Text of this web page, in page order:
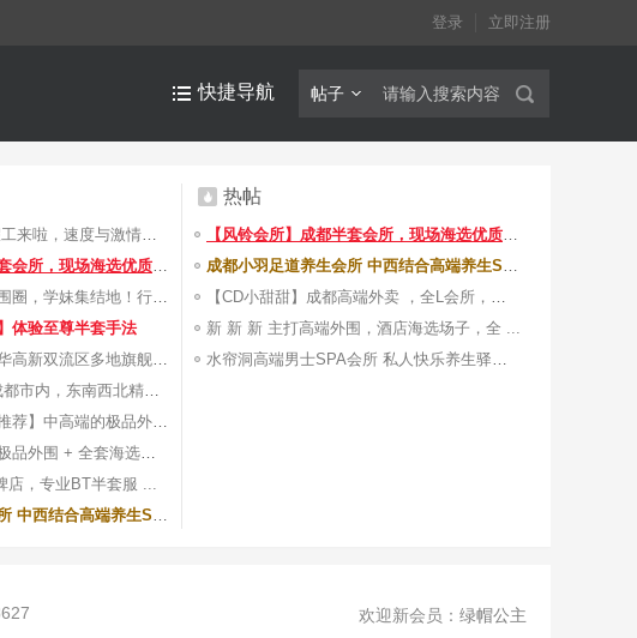
登录 立即注册
帖子
快捷导航
高端 ：兼职学生暑假工来啦，速度与激情的 ...
【风铃会所】成都半套会所，现场海选优质技 ...
性价比超高的高端外围圈，学妹集结地！行动 ...
体验至尊半套手法
成都青羊武侯金牛成华高新双流区多地旗舰桑 ...
418 418 418啦！全成都市内，东南西北精品B ...
【成都小汐妹妹强烈推荐】中高端的极品外围 ...
【奶茶推荐】中高端极品外围 + 全套海选场 ...
店，专业BT半套服 ...
成都小羽足道养生会所 中西结合高端养生SPA
热帖
【风铃会所】成都半套会所，现场海选优质技 ...
成都小羽足道养生会所 中西结合高端养生SPA
【CD小甜甜】成都高端外卖 ，全L会所，优质 ...
新 新 新 主打高端外围，酒店海选场子，全 ...
水帘洞高端男士SPA会所 私人快乐养生驿站 ...
欢迎新会员： 绿帽公主